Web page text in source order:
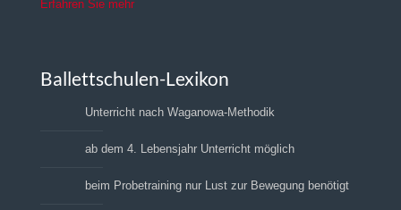
Erfahren Sie mehr
Ballettschulen-Lexikon
Unterricht nach Waganowa-Methodik
ab dem 4. Lebensjahr Unterricht möglich
beim Probetraining nur Lust zur Bewegung benötigt